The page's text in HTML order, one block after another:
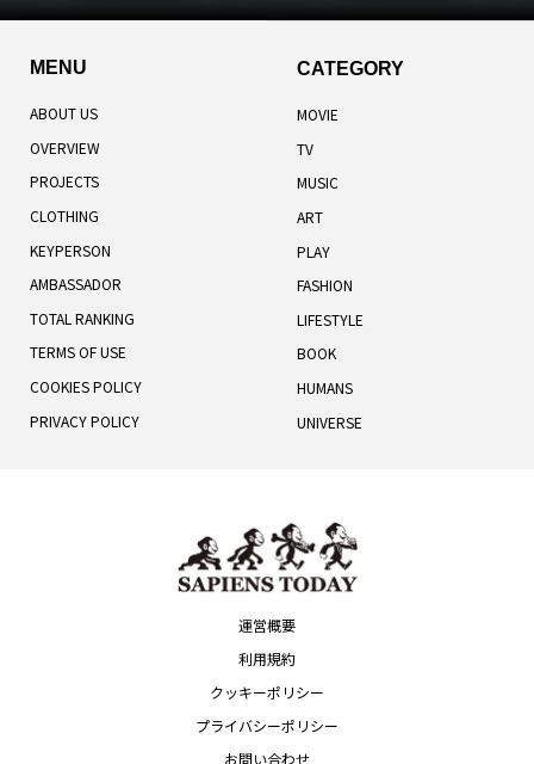
MENU
ABOUT US
OVERVIEW
PROJECTS
CLOTHING
KEYPERSON
AMBASSADOR
TOTAL RANKING
TERMS OF USE
COOKIES POLICY
PRIVACY POLICY
CATEGORY
MOVIE
TV
MUSIC
ART
PLAY
FASHION
LIFESTYLE
BOOK
HUMANS
UNIVERSE
運営概要
利用規約
クッキーポリシー
プライバシーポリシー
お問い合わせ